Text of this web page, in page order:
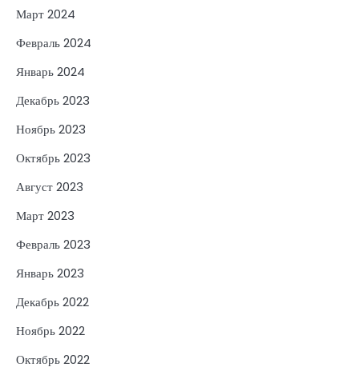
Март 2024
Февраль 2024
Январь 2024
Декабрь 2023
Ноябрь 2023
Октябрь 2023
Август 2023
Март 2023
Февраль 2023
Январь 2023
Декабрь 2022
Ноябрь 2022
Октябрь 2022